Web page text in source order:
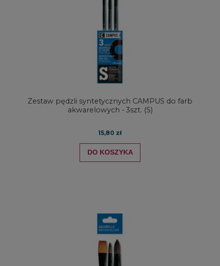
Zestaw pędzli syntetycznych CAMPUS do farb
akwarelowych - 3szt. (S)
15,80 zł
DO KOSZYKA